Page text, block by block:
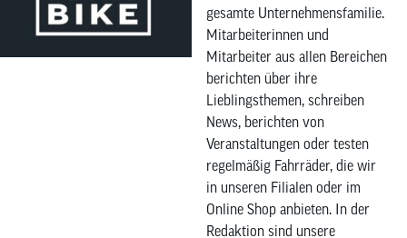
gesamte Unternehmensfamilie.
Mitarbeiterinnen und
Mitarbeiter aus allen Bereichen
berichten über ihre
Lieblingsthemen, schreiben
News, berichten von
Veranstaltungen oder testen
regelmäßig Fahrräder, die wir
in unseren Filialen oder im
Online Shop anbieten. In der
Redaktion sind unsere